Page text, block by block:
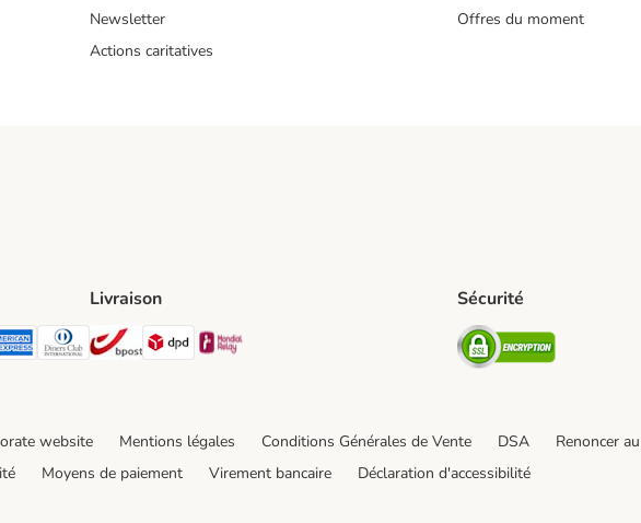
Newsletter
Actions caritatives
Offres du moment
Method
Payment Method
express Payment Method
Diners club Payment Method
Livraison
Bpost Shipping Method
DPD Shipping Method
Mondial relay Shipping Method
Sécurité
Security
website Mentions légales Conditions Générales de Vente DSA Renoncer
Moyens de paiement Virement bancaire Déclaration d'accessibilité